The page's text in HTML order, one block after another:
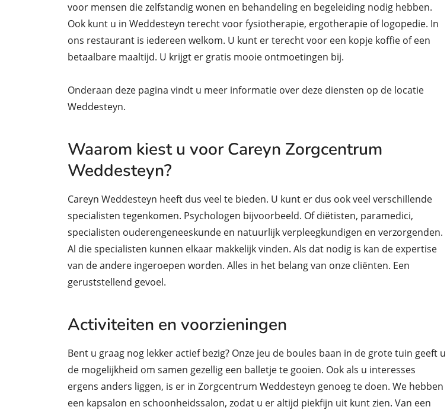
voor mensen die zelfstandig wonen en behandeling en begeleiding nodig hebben.
Ook kunt u in Weddesteyn terecht voor fysiotherapie, ergotherapie of logopedie. In
ons restaurant is iedereen welkom. U kunt er terecht voor een kopje koffie of een
betaalbare maaltijd. U krijgt er gratis mooie ontmoetingen bij.
Onderaan deze pagina vindt u meer informatie over deze diensten op de locatie
Weddesteyn.
Waarom kiest u voor Careyn Zorgcentrum
Weddesteyn?
Careyn Weddesteyn heeft dus veel te bieden. U kunt er dus ook veel verschillende
specialisten tegenkomen. Psychologen bijvoorbeeld. Of diëtisten, paramedici,
specialisten ouderengeneeskunde en natuurlijk verpleegkundigen en verzorgenden.
Al die specialisten kunnen elkaar makkelijk vinden. Als dat nodig is kan de expertise
van de andere ingeroepen worden. Alles in het belang van onze cliënten. Een
geruststellend gevoel.
Activiteiten en voorzieningen
Bent u graag nog lekker actief bezig? Onze jeu de boules baan in de grote tuin geeft u
de mogelijkheid om samen gezellig een balletje te gooien. Ook als u interesses
ergens anders liggen, is er in Zorgcentrum Weddesteyn genoeg te doen. We hebben
een kapsalon en schoonheidssalon, zodat u er altijd piekfijn uit kunt zien. Van een